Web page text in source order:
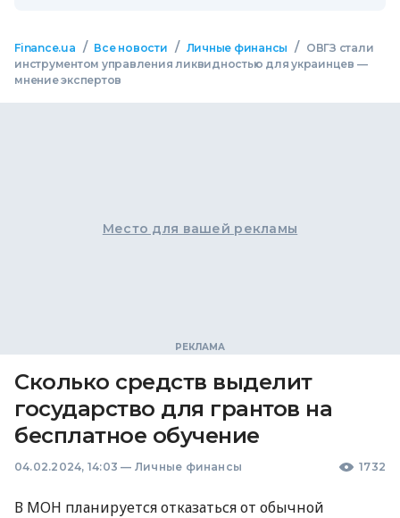
Finance.ua / Все новости / Личные финансы /
ОВГЗ стали
инструментом управления ликвидностью для украинцев —
мнение экспертов
Место для вашей рекламы
Сколько средств выделит
государство для грантов на
бесплатное обучение
04.02.2024, 14:03 — Личные финансы 1732
В МОН планируется отказаться от обычной